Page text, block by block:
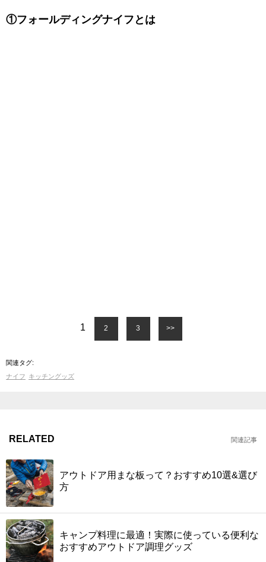
①フォールディングナイフとは
1 2 3 >>
関連タグ:
ナイフ キッチングッズ
RELATED 関連記事
アウトドア用まな板って？おすすめ10選&選び
方
キャンプ料理に最適！実際に使っている便利な
おすすめアウトドア調理グッズ